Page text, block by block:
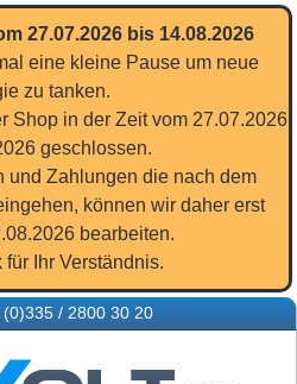
27.07.2026 bis 14.08.2026
eine kleine Pause um neue
zu tanken.
Shop in der Zeit vom 27.07.2026
geschlossen.
und Zahlungen die nach dem
können wir daher erst
bearbeiten.
Ihr Verständnis.
(0)335 / 2800 30 20